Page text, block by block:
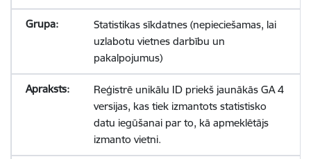
Statistikas sīkdatnes (nepieciešamas, lai
uzlabotu vietnes darbību un
pakalpojumus)
Reģistrē unikālu ID priekš jaunākās GA 4
versijas, kas tiek izmantots statistisko
datu iegūšanai par to, kā apmeklētājs
izmanto vietni.